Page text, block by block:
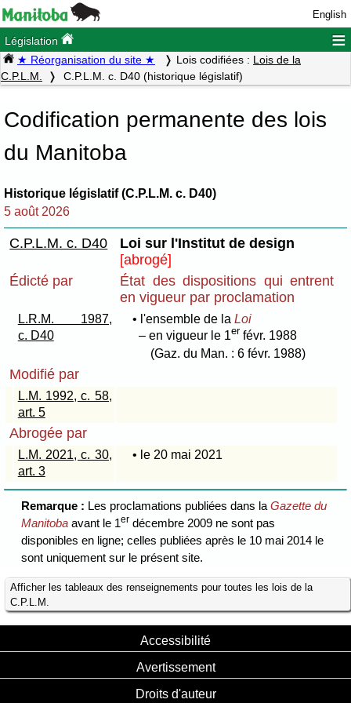
English
Législation ≡
★ Réorganisation du site ★ Lois codifiées : Lois de la
C.P.L.M.
C.P.L.M. c. D40 (historique législatif)
Codification permanente des lois
du Manitoba
Historique législatif (C.P.L.M. c. D40)
5 août 2026
C.P.L.M. c. D40
Loi sur l'Institut de design
[abrogé]
Édicté par
État des dispositions qui entrent
en vigueur par proclamation
L.R.M. 1987,
c. D40
• l'ensemble de la Loi
– en vigueur le 1er févr. 1988
(Gaz. du Man. : 6 févr. 1988)
Modifié par
L.M. 1992, c. 58,
art. 5
Abrogée par
L.M. 2021, c. 30,
art. 3
• le 20 mai 2021
Remarque : Les proclamations publiées dans laGazette du
Manitoba avant le 1er décembre 2009 ne sont pas
disponibles en ligne; celles publiées après le 10 mai 2014 le
sont uniquement sur le présent site.
Afficher les tableaux des renseignements pour toutes les lois de la
C.P.L.M.
Accessibilité
Avertissement
Droits d'auteur